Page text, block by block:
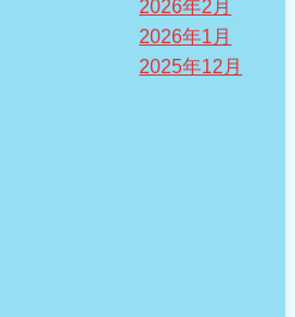
2026年2月
2026年1月
2025年12月